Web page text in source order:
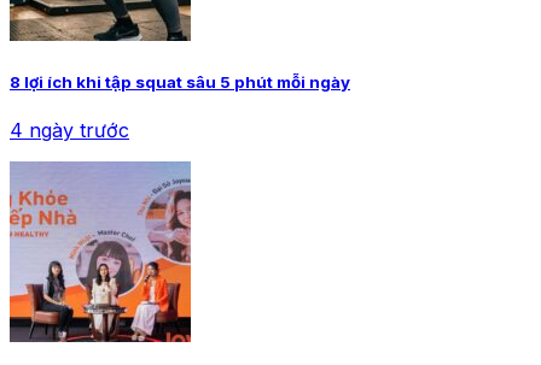
8 lợi ích khi tập squat sâu 5 phút mỗi ngày
4 ngày trước